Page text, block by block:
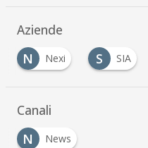
Aziende
N
Nexi S SIA
Canali
N
News